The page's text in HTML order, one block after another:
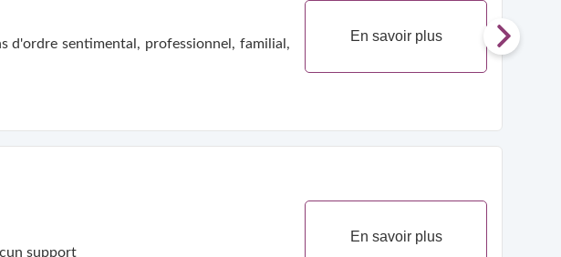
d'ordre sentimental, professionnel, familial,
En savoir plus
support
En savoir plus